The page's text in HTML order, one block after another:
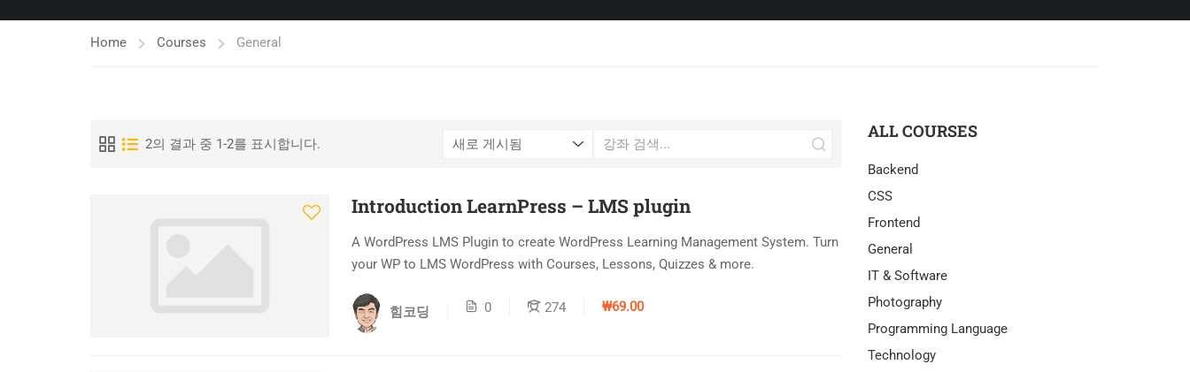
Home Courses General
2의 결과 중 1-2를 표시합니다.
Introduction LearnPress – LMS plugin
A WordPress LMS Plugin to create WordPress Learning Management System. Turn
your WP to LMS WordPress with Courses, Lessons, Quizzes & more.
힘코딩 0 274 ₩69.00
ALL COURSES
Backend
CSS
Frontend
General
IT & Software
Photography
Programming Language
Technology